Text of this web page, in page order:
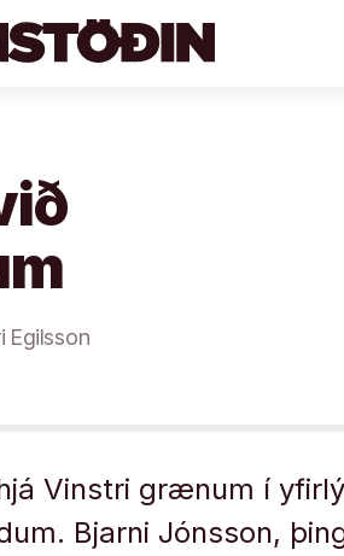
Egilsson
Vinstri grænum í
Bjarni Jónsson,